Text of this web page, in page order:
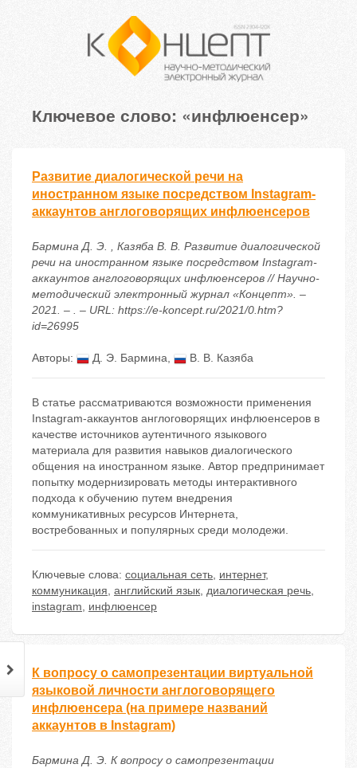
Ключевое слово: «инфлюенсер»
Развитие диалогической речи на
иностранном языке посредством Instagram-
аккаунтов англоговорящих инфлюенсеров
Бармина Д. Э. , Казяба В. В. Развитие диалогической
речи на иностранном языке посредством Instagram-
аккаунтов англоговорящих инфлюенсеров // Научно-
методический электронный журнал «Концепт». –
2021. – . – URL: https://e-koncept.ru/2021/0.htm?
id=26995
Авторы: Д. Э. Бармина, В. В. Казяба
В статье рассматриваются возможности применения
Instagram-аккаунтов англоговорящих инфлюенсеров в
качестве источников аутентичного языкового
материала для развития навыков диалогического
общения на иностранном языке. Автор предпринимает
попытку модернизировать методы интерактивного
подхода к обучению путем внедрения
коммуникативных ресурсов Интернета,
востребованных и популярных среди молодежи.
Ключевые слова: социальная сеть, интернет,
коммуникация, английский язык, диалогическая речь,
instagram, инфлюенсер
К вопросу о самопрезентации виртуальной
языковой личности англоговорящего
инфлюенсера (на примере названий
аккаунтов в Instagram)
Бармина Д. Э. К вопросу о самопрезентации